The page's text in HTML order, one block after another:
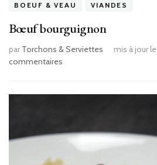
BOEUF & VEAU VIANDES
Bœuf bourguignon
par Torchons & Serviettes mis à jour le
commentaires